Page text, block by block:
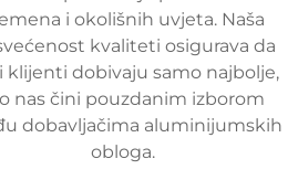
i okolišnih uvjeta. Naša
kvaliteti osigurava da
klijenti dobivaju samo najbolje,
nas čini pouzdanim izborom
dobavljačima aluminijumskih
obloga.